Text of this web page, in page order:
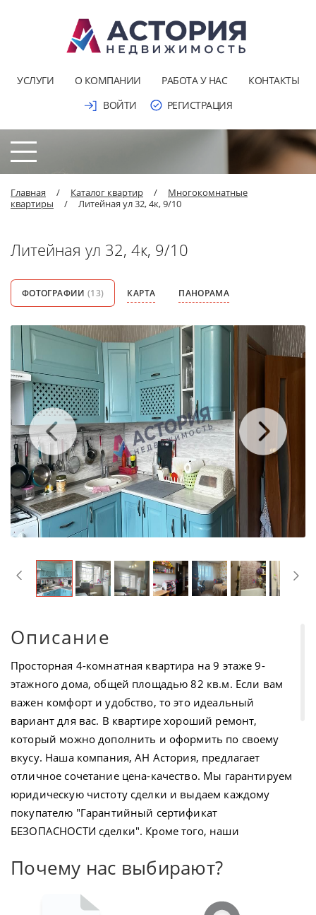
УСЛУГИ О КОМПАНИИ РАБОТА У НАС
КОНТАКТЫ
ВОЙТИ
РЕГИСТРАЦИЯ
Главная / Каталог квартир /
Многокомнатные
квартиры
/ Литейная ул 32, 4к, 9/10
Литейная ул 32, 4к, 9/10
ФОТОГРАФИИ (13) КАРТА ПАНОРАМА
Описание
Просторная 4-комнатная квартира на 9 этаже 9-
этажного дома, общей площадью 82 кв.м. Если вам
важен комфорт и удобство, то это идеальный
вариант для вас. В квартире хороший ремонт,
который можно дополнить и оформить по своему
вкусу. Наша компания, АН Астория, предлагает
отличное сочетание цена-качество. Мы гарантируем
юридическую чистоту сделки и выдаем каждому
покупателю "Гарантийный сертификат
БЕЗОПАСНОСТИ сделки". Кроме того, наши
ипотеке со скидкой, а оформление ипотечного
идеальный вариант для семей с детьми. Рядом с
Почему нас выбирают?